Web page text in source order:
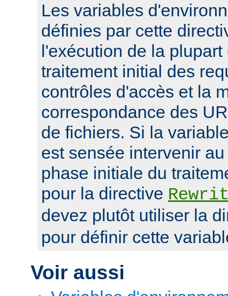
Les variables
définies par cette
l'exécution de la
traitement initial des
contrôles d'accès et la
correspondance des
de fichiers. Si la
est sensée intervenir
phase initiale du
pour la directive
devez plutôt utiliser la
pour définir cette
Voir aussi